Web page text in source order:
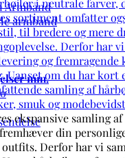
Armbånd
armbånd
mm.